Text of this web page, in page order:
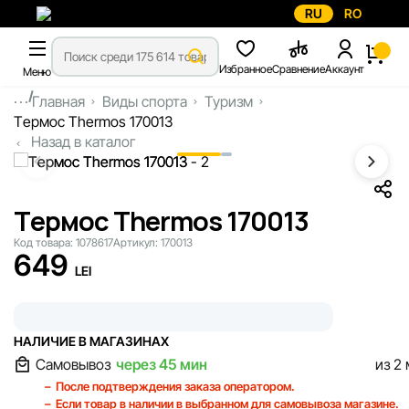
RU RO
Меню ИзбранноеСравнениеАккаунт
...Главная Виды спорта
Туризм
Tермос Thermos 170013
Назад в каталог
Tермос Thermos 170013
Код товара: 1078617Артикул: 170013
649 LEI
НАЛИЧИЕ В МАГАЗИНАХ
Самовывоз через 45 мин из 2
После подтверждения заказа оператором.
Если товар в наличии в выбранном для самовывоза магазине.